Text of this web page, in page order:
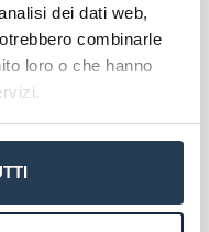
dei dati web,
combinarle
loro o che hanno
di studi diverso,
questi